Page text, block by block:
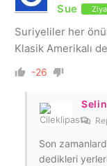
Sue
Suriyeliler her
Klasik Amerikalı
-26
Son
dedikleri